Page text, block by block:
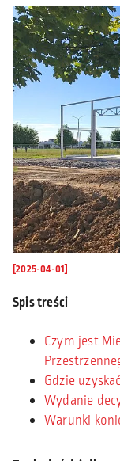
[2025-04-01]
Spis treści
Czym jest
Gdzie
Wydanie
Warunki